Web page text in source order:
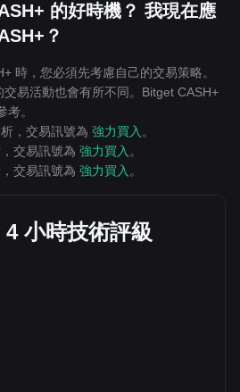
的好時機？ 我現在應
？
時，您必須先考慮自己的交易策略。
易活動也會有所不同。Bitget CASH+
。
，交易訊號為 強力買入 。
交易訊號為 強力買入 。
交易訊號為 強力買入 。
小時技術評級